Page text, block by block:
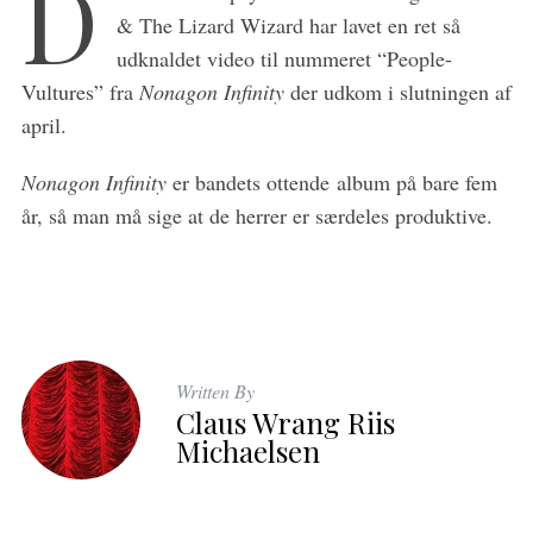
& The Lizard Wizard har lavet en ret så
udknaldet video til nummeret “People-
Vultures” fra Nonagon Infinityder udkom i slutningen af
april.
Nonagon Infinityer bandets ottende album på bare fem
år, så man må sige at de herrer er særdeles produktive.
Written By
Claus Wrang Riis
Michaelsen